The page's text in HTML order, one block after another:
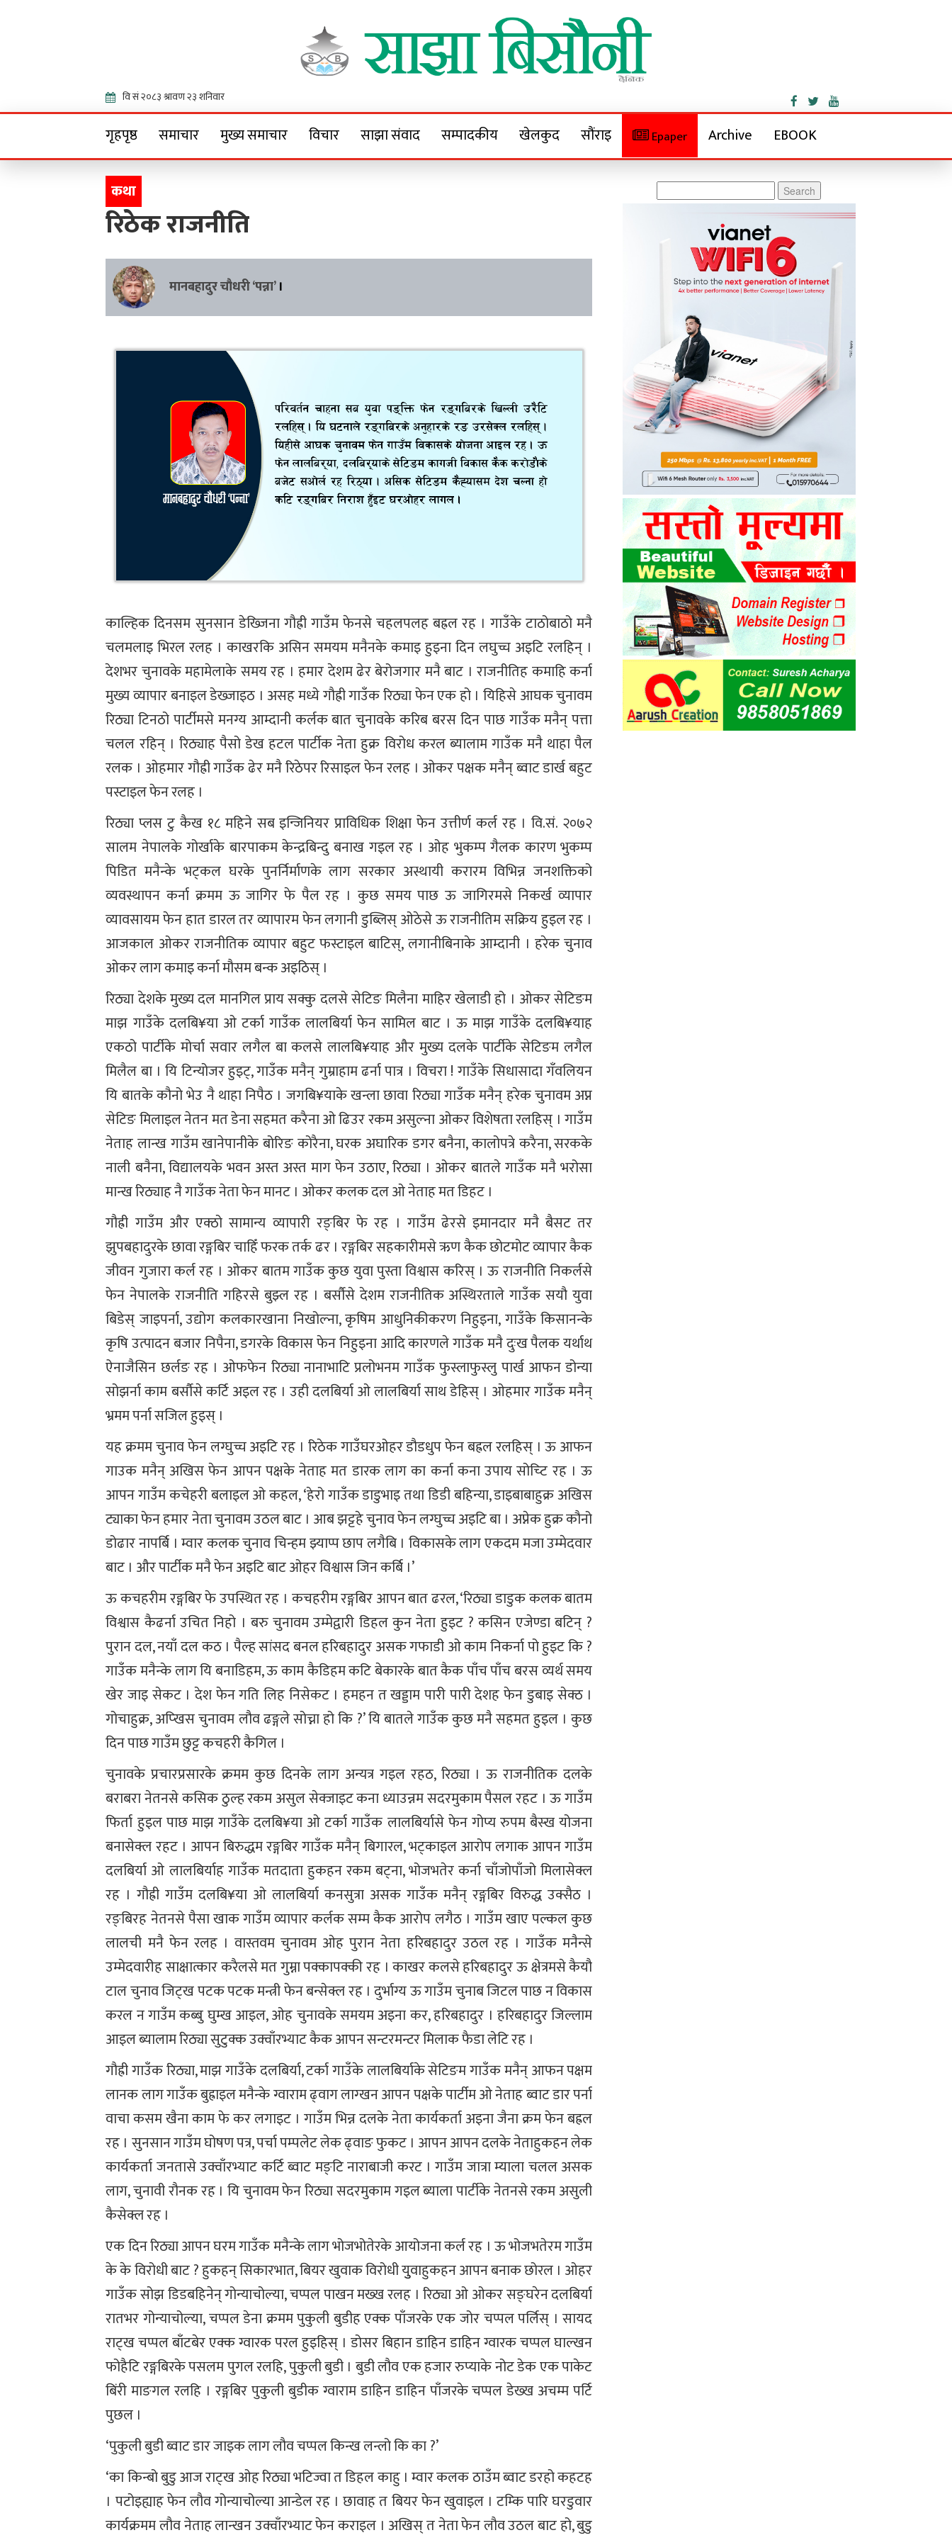
Sajha Bisaunee
गृहपृष्ठ समाचार मुख्य समाचार विचार साझा संवाद सम्पादकीय खेलकुद सौंराइ Epaper Archive EBOOK
कथा
रिठेक राजनीति
मानबहादुर चौधरी ‘पन्ना’।
काल्हिक दिनसम सुनसान डेख्जिना गौह्री गाउँम फेनसे चहलपलह बह्रल रह । गाउँके टाठोबाठो मनै
चलमलाइ भिरल रलह । काखरकि असिन समयम मनैनके कमाइ हुइना दिन लघुच्च अइटि रलहिन् ।
देशभर चुनावके महामेलाके समय रह । हमार देशम ढेर बेरोजगार मनै बाट । राजनीतिह कमाहि कर्ना
मुख्य व्यापार बनाइल डेख्जाइठ । असह मध्ये गौह्री गाउँक रिठ्या फेन एक हो । यिहिसे आघक चुनावम
रिठ्या टिनठो पार्टीमसे मनग्य आम्दानी कर्लक बात चुनावके करिब बरस दिन पाछ गाउँक मनैन् पत्ता
चलल रहिन् । रिठ्याह पैसो डेख हटल पार्टीक नेता हुक्र विरोध करल ब्यालाम गाउँक मनै थाहा पैल
रलक । ओहमार गौह्री गाउँक ढेर मनै रिठेपर रिसाइल फेन रलह । ओकर पक्षक मनैन् ब्वाट डार्ख बहुट
पस्टाइल फेन रलह ।
रिठ्या प्लस टु कैख १८ महिने सब इन्जिनियर प्राविधिक शिक्षा फेन उत्तीर्ण कर्ल रह । वि.सं. २०७२
सालम नेपालके गोर्खाके बारपाकम केन्द्रबिन्दु बनाख गइल रह । ओह भुकम्प गैलक कारण भुकम्प
पिडित मनैन्के भट्कल घरके पुनर्निर्माणके लाग सरकार अस्थायी करारम विभिन्न जनशक्तिको
व्यवस्थापन कर्ना क्रमम ऊ जागिर फे पैल रह । कुछ समय पाछ ऊ जागिरमसे निकर्ख व्यापार
व्यावसायम फेन हात डारल तर व्यापारम फेन लगानी डुब्लिस् ओठेसे ऊ राजनीतिम सक्रिय हुइल रह ।
आजकाल ओकर राजनीतिक व्यापार बहुट फस्टाइल बाटिस्, लगानीबिनाके आम्दानी । हरेक चुनाव
ओकर लाग कमाइ कर्ना मौसम बन्क अइठिस् ।
रिठ्या देशके मुख्य दल मानगिल प्राय सक्कु दलसे सेटिङ मिलैना माहिर खेलाडी हो । ओकर सेटिङम
माझ गाउँके दलबि¥या ओ टर्का गाउँक लालबिर्या फेन सामिल बाट । ऊ माझ गाउँके दलबि¥याह
एकठो पार्टीके मोर्चा सवार लगैल बा कलसे लालबि¥याह और मुख्य दलके पार्टीके सेटिङम लगैल
मिलैल बा । यि टिन्योजर हुइट्, गाउँक मनैन् गुम्राहाम ढर्ना पात्र । विचरा ! गाउँके सिधासादा गँवलियन
यि बातके कौनो भेउ नै थाहा निपैठ । जगबि¥याके खन्ला छावा रिठ्या गाउँक मनैन् हरेक चुनावम अप्न
सेटिङ मिलाइल नेतन मत डेना सहमत करैना ओ ढिउर रकम असुल्ना ओकर विशेषता रलहिस् । गाउँम
नेताह लान्ख गाउँम खानेपानीके बोरिङ कोरैना, घरक अघारिक डगर बनैना, कालोपत्रे करैना, सरकके
नाली बनैना, विद्यालयके भवन अस्त अस्त माग फेन उठाए, रिठ्या । ओकर बातले गाउँक मनै भरोसा
मान्ख रिठ्याह नै गाउँक नेता फेन मानट । ओकर कलक दल ओ नेताह मत डिहट ।
गौह्री गाउँम और एक्ठो सामान्य व्यापारी रङ्बिर फे रह । गाउँम ढेरसे इमानदार मनै बैसट तर
झुपबहादुरके छावा रङ्गबिर चाहिँ फरक तर्क ढर । रङ्गबिर सहकारीमसे ऋण कैक छोटमोट व्यापार कैक
जीवन गुजारा कर्ल रह । ओकर बातम गाउँक कुछ युवा पुस्ता विश्वास करिस् । ऊ राजनीति निकर्लसे
फेन नेपालके राजनीति गहिरसे बुझ्ल रह । बर्सौसे देशम राजनीतिक अस्थिरताले गाउँक सयौ युवा
बिडेस् जाइपर्ना, उद्योग कलकारखाना निखोल्ना, कृषिम आधुनिकीकरण निहुइना, गाउँके किसानन्के
कृषि उत्पादन बजार निपैना, डगरके विकास फेन निहुइना आदि कारणले गाउँक मनै दुःख पैलक यर्थाथ
ऐनाजैसिन छर्लङ रह । ओफफेन रिठ्या नानाभाटि प्रलोभनम गाउँक फुस्लाफुस्लु पार्ख आफन डोन्या
सोझर्ना काम बर्सौसे कर्टि अइल रह । उही दलबिर्या ओ लालबिर्या साथ डेहिस् । ओहमार गाउँक मनैन्
भ्रमम पर्ना सजिल हुइस् ।
यह क्रमम चुनाव फेन लग्घुच्च अइटि रह । रिठेक गाउँघरओहर डौडधुप फेन बह्रल रलहिस् । ऊ आफन
गाउक मनैन् अखिस फेन आपन पक्षके नेताह मत डारक लाग का कर्ना कना उपाय सोच्टि रह । ऊ
आपन गाउँम कचेहरी बलाइल ओ कहल, ‘हेरो गाउँक डाडुभाइ तथा डिडी बहिन्या, डाइबाबाहुक्र अखिस
ट्याका फेन हमार नेता चुनावम उठल बाट । आब झट्टहे चुनाव फेन लग्घुच्च अइटि बा । अप्नेक हुक्र कौनो
डोढार नापर्बि । म्वार कलक चुनाव चिन्हम झ्याप्प छाप लगैबि । विकासके लाग एकदम मजा उम्मेदवार
बाट । और पार्टीक मनै फेन अइटि बाट ओहर विश्वास जिन कर्बि ।’
ऊ कचहरीम रङ्गबिर फे उपस्थित रह । कचहरीम रङ्गबिर आपन बात ढरल, ‘रिठ्या डाडुक कलक बातम
विश्वास कैढर्ना उचित निहो । बरु चुनावम उम्मेद्वारी डिहल कुन नेता हुइट ? कसिन एजेण्डा बटिन् ?
पुरान दल, नयाँ दल कठ । पैल्ह सांसद बनल हरिबहादुर असक गफाडी ओ काम निकर्ना पो हुइट कि ?
गाउँक मनैन्के लाग यि बनाडिहम, ऊ काम कैडिहम कटि बेकारके बात कैक पाँच पाँच बरस व्यर्थ समय
खेर जाइ सेकट । देश फेन गति लिह निसेकट । हमहन त खड्डाम पारी पारी देशह फेन डुबाइ सेक्ठ ।
गोचाहुक्र, अप्खिस चुनावम लौव ढङ्गले सोच्ना हो कि ?’ यि बातले गाउँक कुछ मनै सहमत हुइल । कुछ
दिन पाछ गाउँम छुट्ट कचहरी कैगिल ।
चुनावके प्रचारप्रसारके क्रमम कुछ दिनके लाग अन्यत्र गइल रहठ, रिठ्या । ऊ राजनीतिक दलके
बराबरा नेतनसे कसिक ठुल्ह रकम असुल सेक्जाइट कना ध्याउन्नम सदरमुकाम पैसल रहट । ऊ गाउँम
फिर्ता हुइल पाछ माझ गाउँके दलबि¥या ओ टर्का गाउँक लालबिर्यासे फेन गोप्य रुपम बैस्ख योजना
बनासेक्ल रहट । आपन बिरुद्धम रङ्गबिर गाउँक मनैन् बिगारल, भट्काइल आरोप लगाक आपन गाउँम
दलबिर्या ओ लालबिर्याह गाउँक मतदाता हुकहन रकम बट्ना, भोजभतेर कर्ना चाँजोपाँजो मिलासेक्ल
रह । गौह्री गाउँम दलबि¥या ओ लालबिर्या कनसुत्रा असक गाउँक मनैन् रङ्गबिर विरुद्ध उक्सैठ ।
रङ्बिरह नेतनसे पैसा खाक गाउँम व्यापार कर्लक सम्म कैक आरोप लगैठ । गाउँम खाए पल्कल कुछ
लालची मनै फेन रलह । वास्तवम चुनावम ओह पुरान नेता हरिबहादुर उठल रह । गाउँक मनैन्से
उम्मेदवारीह साक्षात्कार करैलसे मत गुम्ना पक्कापक्की रह । काखर कलसे हरिबहादुर ऊ क्षेत्रमसे कैयौ
टाल चुनाव जिट्ख पटक पटक मन्त्री फेन बन्सेक्ल रह । दुर्भाग्य ऊ गाउँम चुनाब जिटल पाछ न विकास
करल न गाउँम कब्बु घुम्ख आइल, ओह चुनावके समयम अइना कर, हरिबहादुर । हरिबहादुर जिल्लाम
आइल ब्यालाम रिठ्या सुटुक्क उक्वाँरभ्याट कैक आपन सन्टरमन्टर मिलाक फैडा लेटि रह ।
गौह्री गाउँक रिठ्या, माझ गाउँके दलबिर्या, टर्का गाउँके लालबिर्याके सेटिङम गाउँक मनैन् आफन पक्षम
लानक लाग गाउँक बुह्राइल मनैन्के ग्वाराम ढ्वाग लाग्खन आपन पक्षके पार्टीम ओ नेताह ब्वाट डार पर्ना
वाचा कसम खैना काम फे कर लगाइट । गाउँम भिन्न दलके नेता कार्यकर्ता अइना जैना क्रम फेन बह्रल
रह । सुनसान गाउँम घोषण पत्र, पर्चा पम्पलेट लेक ढ्वाङ फुकट । आपन आपन दलके नेताहुकहन लेक
कार्यकर्ता जनतासे उक्वाँरभ्याट कर्टि ब्वाट मङ्टि नाराबाजी करट । गाउँम जात्रा म्याला चलल असक
लाग, चुनावी रौनक रह । यि चुनावम फेन रिठ्या सदरमुकाम गइल ब्याला पार्टीके नेतनसे रकम असुली
कैसेक्ल रह ।
एक दिन रिठ्या आपन घरम गाउँक मनैन्के लाग भोजभोतेरके आयोजना कर्ल रह । ऊ भोजभतेरम गाउँम
के के विरोधी बाट ? हुकहन् सिकारभात, बियर खुवाक विरोधी युुवाहुकहन आपन बनाक छोरल । ओहर
गाउँक सोझ डिडबहिनेन् गोन्याचोल्या, चप्पल पाखन मख्ख रलह । रिठ्या ओ ओकर सङ्घरेन दलबिर्या
रातभर गोन्याचोल्या, चप्पल डेना क्रमम पुकुली बुडीह एक्क पाँजरके एक जोर चप्पल पर्लिस् । सायद
राट्ख चप्पल बाँटबेर एक्क ग्वारक परल हुइहिस् । डोसर बिहान डाहिन डाहिन ग्वारक चप्पल घाल्खन
फोहैटि रङ्गबिरके पसलम पुगल रलहि, पुकुली बुडी । बुडी लौव एक हजार रुप्याके नोट डेक एक पाकेट
बिंरी माङगल रलहि । रङ्गबिर पुकुली बुडीक ग्वाराम डाहिन डाहिन पाँजरके चप्पल डेख्ख अचम्म पर्टि
पुछल ।
‘पुकुली बुडी ब्वाट डार जाइक लाग लौव चप्पल किन्ख लन्लो कि का ?’
‘का किन्बो बुडु आज राट्ख ओह रिठ्या भटिज्वा त डिहल काहु । म्वार कलक ठाउँम ब्वाट डरहो कहटह
। पटोइह्याह फेन लौव गोन्याचोल्या आन्डेल रह । छावाह त बियर फेन खुवाइल । टम्कि पारि घरडुवार
कार्यक्रमम लौव नेताह लान्खन उक्वाँरभ्याट फेन कराइल । अखिस् त नेता फेन लौव उठल बाट हो, बुडु
for: